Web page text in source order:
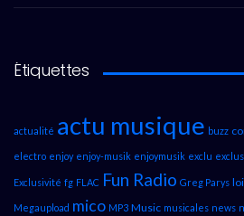
Étiquettes
actualité actu musique buzz
electro enjoy enjoy-musik enjoymusik exclu
Exclusivité fg FLAC Fun Radio Greg Parys
Megaupload mico MP3 Music musicales news